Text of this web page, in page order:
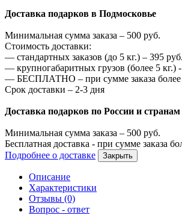
Доставка подарков в Подмосковье
Минимальная сумма заказа – 500 руб.
Стоимость доставки:
— стандартных заказов (до 5 кг.) – 395 руб.
— крупногабаритных грузов (более 5 кг.) -
— БЕСПЛАТНО – при сумме заказа более
Срок доставки – 2-3 дня
Доставка подарков по России и
Минимальная сумма заказа – 500 руб.
Бесплатная доставка - при сумме заказа
Подробнее о доставке
Закрыть
Описание
Характеристики
Отзывы (0)
Вопрос - ответ